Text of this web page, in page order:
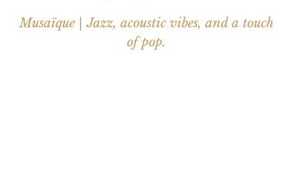
Musaïque | Jazz, acoustic vibes, and a touch
of pop.